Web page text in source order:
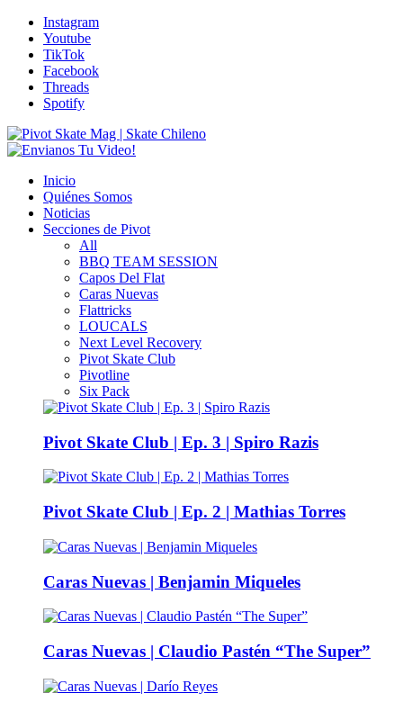
Instagram
Youtube
TikTok
Facebook
Threads
Spotify
Inicio
Quiénes Somos
Noticias
Secciones de Pivot
All
BBQ TEAM SESSION
Capos Del Flat
Caras Nuevas
Flattricks
LOUCALS
Next Level Recovery
Pivot Skate Club
Pivotline
Six Pack
Pivot Skate Club | Ep. 3 | Spiro Razis
Pivot Skate Club | Ep. 2 | Mathias Torres
Caras Nuevas | Benjamin Miqueles
Caras Nuevas | Claudio Pastén “The Super”